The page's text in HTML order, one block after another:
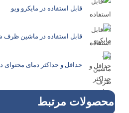
قابل استفاده در مایکرو ویو
قابل استفاده در ماشین ظرف
حداقل و حداکثر دمای
محصولات مرتبط